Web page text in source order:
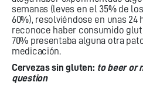
semanas (leves en el 35% de
60%), resolviéndose en unas 24
reconoce haber consumido
70% presentaba alguna otra
medicación.
Cervezas sin gluten: to beer or
question